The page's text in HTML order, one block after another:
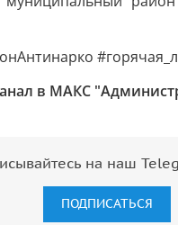
в МАКС
на наш
ПОДПИСАТЬСЯ